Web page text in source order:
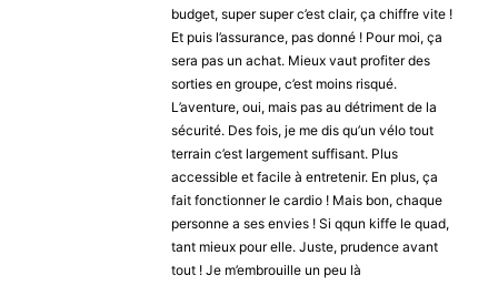
budget, super super c’est clair, ça chiffre vite !
Et puis l’assurance, pas donné ! Pour moi, ça
sera pas un achat. Mieux vaut profiter des
sorties en groupe, c’est moins risqué.
L’aventure, oui, mais pas au détriment de la
sécurité. Des fois, je me dis qu’un vélo tout
terrain c’est largement suffisant. Plus
accessible et facile à entretenir. En plus, ça
fait fonctionner le cardio ! Mais bon, chaque
personne a ses envies ! Si qqun kiffe le quad,
tant mieux pour elle. Juste, prudence avant
tout ! Je m’embrouille un peu là